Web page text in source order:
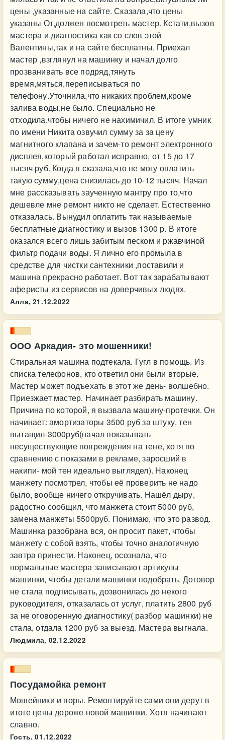
цены ,указанные на сайте. Сказала,что цены
указаны От,должен посмотреть мастер. Кстати,вызов
мастера и диагностика как со слов этой
Валентины,так и на сайте бесплатны. Приехал
мастер ,взглянул на машинку и начал долго
прозванивать все подряд,тянуть
время,мяться,переписываться по
телефону.Уточнила,что никаких проблем,кроме
залива воды,не было. Специально не
отходила,чтобы ничего не нахимичил. В итоге умник
по имени Никита озвучил сумму за за цену
магнитного клапана и зачем-то ремонт электронного
дисплея,который работал исправно, от 15 до 17
тысяч руб. Когда я сказала,что не могу оплатить
такую сумму,цена снизилась до 10-12 тысяч. Начал
мне рассказывать заученную мантру про то,что
дешевле мне ремонт никто не сделает. Естественно
отказалась. Вынудил оплатить так называемые
бесплатные диагностику и вызов 1300 р. В итоге
оказался всего лишь забитым песком и ржавчиной
фильтр подачи воды. Я лично его промыла в
средстве для чистки сантехники ,поставили и
машина прекрасно работает. Вот так зарабатывают
аферисты из сервисов на доверчивых людях.
Алла, 21.12.2022
ООО Аркадия- это мошенники!
Стиральная машина подтекала. Гугл в помощь. Из
списка телефонов, кто ответил они были вторые.
Мастер может подъехать в этот же день- волшебно.
Приезжает мастер. Начинает разбирать машину.
Причина по которой, я вызвала машину-протечки. Он
начинает: амортизаторы 3500 руб за штуку, тен
вытащил-3000руб(начал показывать
несуществующие повреждения на тене, хотя по
сравнению с показами в рекламе, заросший в
накипи- мой тен идеально выглядел). Наконец
манжету посмотрел, чтобы её проверить не надо
было, вообще ничего откручивать. Нашёл дыру,
радостно сообщил, что манжета стоит 5000 руб,
замена манжеты 5500руб. Понимаю, что это развод.
Машинка разобрана вся, он просит пакет, чтобы
манжету с собой взять, чтобы точно аналогичную
завтра принести. Наконец, осознала, что
нормальные мастера записывают артикулы
машинки, чтобы детали машинки подобрать. Договор
не стала подписывать, дозвонилась до некого
руководителя, отказалась от услуг, платить 2800 руб
за не оговоренную диагностику( разбор машинки) не
стала, отдала 1200 руб за выезд. Мастера выгнала.
Людмила, 02.12.2022
Посудамойка ремонт
Мошейники и воры. Ремонтируйте сами они дерут в
итоге цены дороже новой машинки. Хотя начинают
славно.
Гость, 01.12.2022